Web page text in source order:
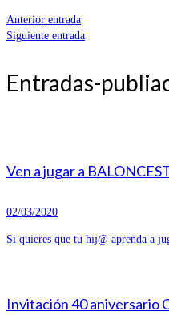
Anterior entrada
Siguiente entrada
Entradas-
Ven a jugar a
02/03/2020
Si quieres que tu hij@ aprenda a
Invitación 40 aniversario